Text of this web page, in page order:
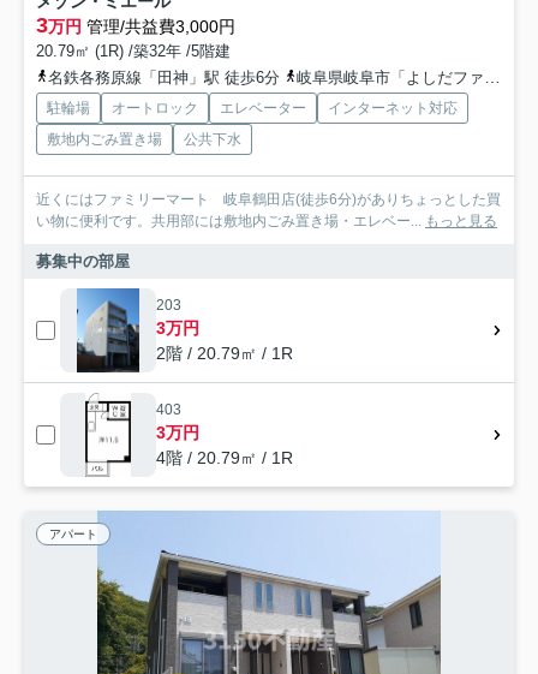
3万円 管理/共益費3,000円
20.79㎡ (1R) /築32年 /5階建
名鉄各務原線「田神」駅 徒歩6分
岐阜県岐阜市「よしだファミリークリニック」バス停下車 徒歩5分
駐輪場 オートロック エレベーター
インターネット対応
敷地内ごみ置き場
公共下水
近くにはファミリーマート 岐阜鶴田店(徒歩6分)がありちょっとした買
い物に便利です。共用部には敷地内ごみ置き場・エレベー... もっと見る
募集中の部屋
203
3万円
2階 / 20.79㎡ / 1R
403
3万円
4階 / 20.79㎡ / 1R
アパート